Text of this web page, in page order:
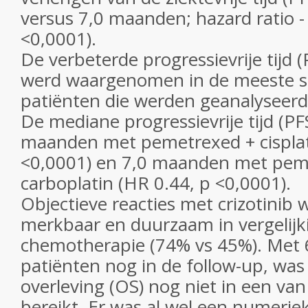
versus 7,0 maanden; hazard ratio
<0,0001).
De verbeterde progressievrije tijd
werd waargenomen in de meeste
patiënten die werden
De mediane progressievrije tijd
maanden met pemetrexed +
<0,0001) en 7,0 maanden met
carboplatin (HR 0.44, p <0,0001).
Objectieve reacties met crizotinib
merkbaar en duurzaam in
chemotherapie (74% vs 45%). Met
patiënten nog in de follow-up,
overleving (OS) nog niet in een